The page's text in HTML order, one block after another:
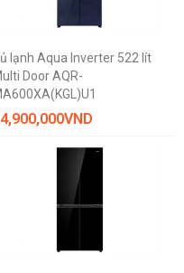
lạnh Aqua Inverter 522 lít
Door AQR-
VND